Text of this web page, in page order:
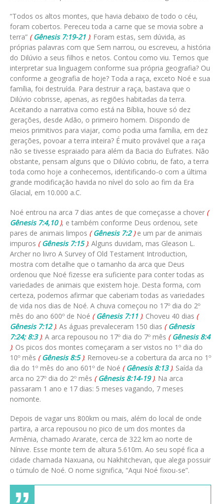
“Todos os altos montes, que havia debaixo de todo o céu,
foram cobertos. Pereceu toda a carne que se movia sobre a
terra” (Gênesis 7:19-21 ). Foram estas, sem dúvida, as
próprias palavras com que Sem narrou, ou escreveu, a história
do Dilúvio a seus filhos e netos. Contou como viu. Temos que
interpretar sua linguagem conforme sua própria geografia? Ou
conforme a geografia de hoje? Toda a raça, exceto Noé e sua
família, foi destruída. Para destruir a raça, bastava que o
Dilúvio cobrisse, apenas, as regiões habitadas da terra.
Aceitando a narrativa como está na Bíblia, houve só dez
gerações, desde Adão, o primeiro homem. Dispondo de
meios primitivos para viajar, como podia uma família, em dez
gerações, povoar a terra inteira? É muito provável que a raça
não se tivesse espraiado para além da Bacia do Eufrates. Não
obstante, pensam alguns que o Dilúvio cobriu, de fato, a terra
toda como hoje a conhecemos, identificando-o com a última
grande modificação havida no nível do solo ao fim da Era
Glacial, em 10.000 a.C.
Noé entrou na arca 7 dias antes de que começasse a chover (
Gênesis 7:4,10), e também conforme Deus ordenou, sete
pares de animais limpos (Gênesis 7:2)e um par de animais
impuros (Gênesis 7:15). Alguns duvidam, mas Gleason L.
Archer no livro A Survey of Old Testament Introduction,
mostra com detalhe que o tamanho da arca que Deus
ordenou que Noé fizesse era suficiente para conter todas as
variedades de animais que existem hoje. Desta forma, com
certeza, podemos afirmar que caberiam todas as variedades
de vida nos dias de Noé. A chuva começou no 17º dia do 2º
mês do ano 600º de Noé (Gênesis 7:11 ). Choveu 40 dias (
Gênesis 7:12). As águas prevaleceram 150 dias (Gênesis
7:24; 8:3). A arca repousou no 17º dia do 7º mês (Gênesis 8:4
). Os picos dos montes começaram a ser vistos no 1º dia do
10º mês (Gênesis 8:5). Removeu-se a cobertura da arca no 1º
dia do 1º mês do ano 601º de Noé (Gênesis 8:13). Saída da
arca no 27º dia do 2º mês (Gênesis 8:14-19). Na arca
passaram 1 ano e 17 dias: 5 meses vagando, 7 meses
nomonte.
Depois de vagar uns 800km ou mais, além do local de onde
partira, a arca repousou no pico de um dos montes da
Armênia, chamado Ararate, cerca de 322 km ao norte de
Nínive. Esse monte tem de altura 5.610m. Ao seu sopé fica a
cidade chamada Naxuana, ou Nakhitchevan, que alega possuir
o túmulo de Noé. O nome significa, “Aqui Noé fixou-se”.